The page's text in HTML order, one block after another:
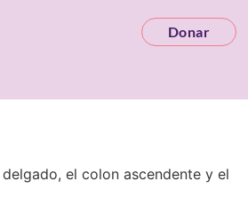
Donar
el colon ascendente y el